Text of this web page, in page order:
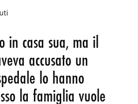
in casa sua, ma il
accusato un
lo hanno
la famiglia vuole